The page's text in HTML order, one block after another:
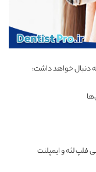
دنبال خواهد داشت:
لثه و ایمپلنت